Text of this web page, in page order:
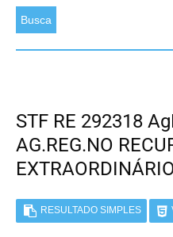
Busca
STF RE 292318
AG.REG.NO
RESULTADO SIMPLES